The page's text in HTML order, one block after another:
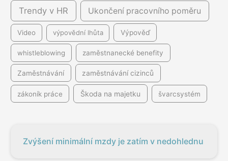
Trendy v HR Ukončení pracovního poměru
Video výpovědní lhůta Výpověď
whistleblowing zaměstnanecké benefity
Zaměstnávání zaměstnávání cizinců
zákoník práce Škoda na majetku švarcsystém
Zvýšení minimální mzdy je zatím v nedohlednu